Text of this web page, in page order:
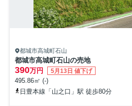
都城市高城町石山
都城市高城町石山の売地
390万円 5月13日 値下げ
495.86㎡ (-)
日豊本線「山之口」駅 徒歩80分